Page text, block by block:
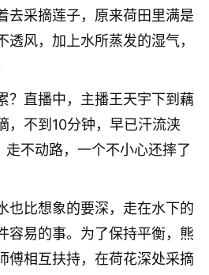
去采摘莲子，原来荷田里满是
风，加上水所蒸发的湿气，
？直播中，主播王天宇下到藕
，不到10分钟，早已汗流浃
走不动路，一个不小心还摔了
也比想象的要深，走在水下的
容易的事。为了保持平衡，熊
傅相互扶持，在荷花深处采摘